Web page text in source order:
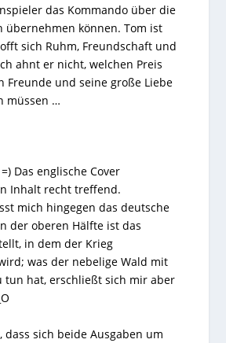
das Kommando über die
übernehmen können. Tom ist
sich Ruhm, Freundschaft und
ahnt er nicht, welchen Preis
Freunde und seine große Liebe
müssen …
Das englische Cover
Inhalt recht treffend.
mich hingegen das deutsche
der oberen Hälfte ist das
in dem der Krieg
was der nebelige Wald mit
tun hat, erschließt sich mir aber
dass sich beide Ausgaben um